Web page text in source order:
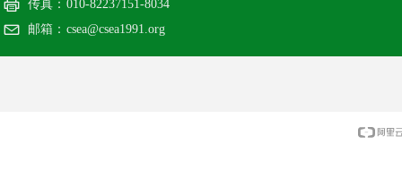
传真： 010-82237151-8034
邮箱： csea@csea1991.org